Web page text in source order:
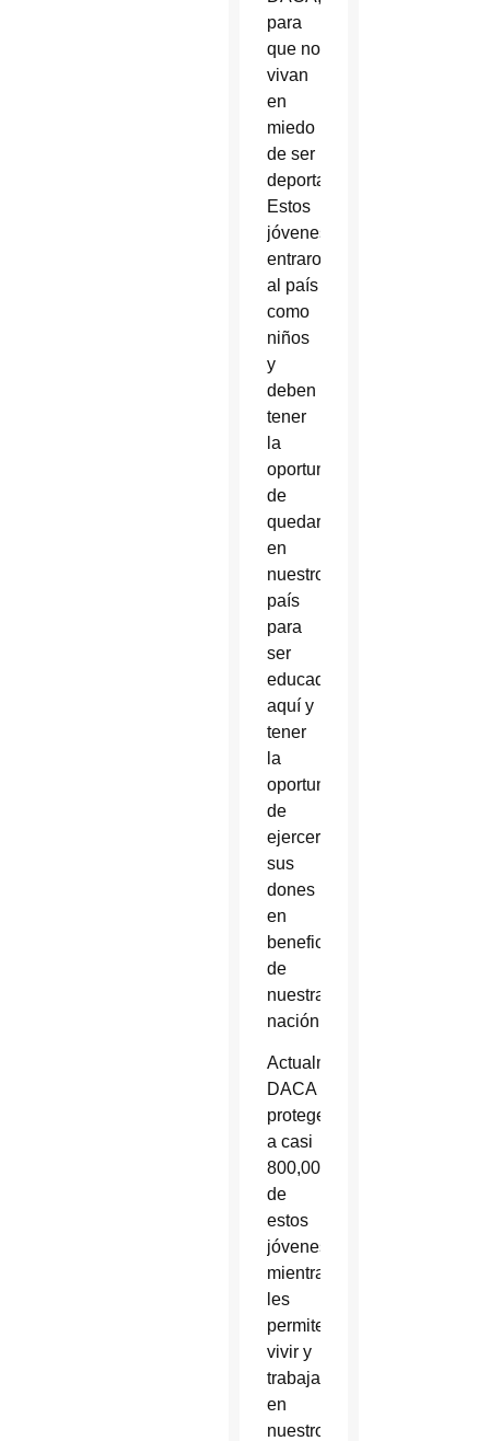
para
que no
vivan
en
miedo
de ser
deportados.
Estos
jóvenes
entraron
al país
como
niños
y
deben
tener
la
oportunidad
de
quedarse
en
nuestro
país
para
ser
educados
aquí y
tener
la
oportunidad
de
ejercer
sus
dones
en
beneficio
de
nuestra
nación.
Actualmente,
DACA
protege
a casi
800,000
de
estos
jóvenes,
mientras
les
permite
vivir y
trabajar
en
nuestro